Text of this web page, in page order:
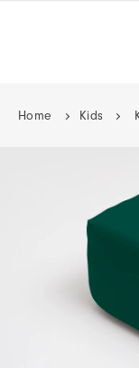
Home Kids